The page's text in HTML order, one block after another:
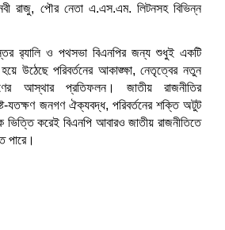
রাজু, পৌর নেতা এ.এস.এম. লিটনসহ বিভিন্ন
র‌্যালি ও পথসভা বিএনপির জন্য শুধুই একটি
হয়ে উঠেছে পরিবর্তনের আকাঙ্ক্ষা, নেতৃত্বের নতুন
আস্থার প্রতিফলন। জাতীয় রাজনীতির
যতক্ষণ জনগণ ঐক্যবদ্ধ, পরিবর্তনের শক্তি অটুট
করেই বিএনপি আবারও জাতীয় রাজনীতিতে
পারে।